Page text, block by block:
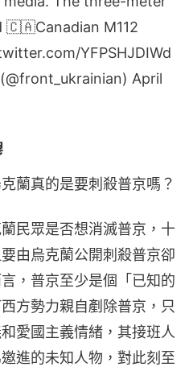
🇨🇦Canadian M112
YFPSHJDIWd
April
蘭真的是要刺殺普京嗎？
民眾是否想消滅普京，十
由烏克蘭公開刺殺普京卻
，普京至少是個「已知的
方勢力親自剷除普京，只
愛國主義情緒，其接班人
進的未知人物，對此刻至